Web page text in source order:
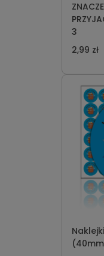
3
2,99 zł